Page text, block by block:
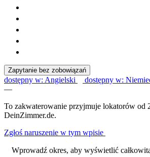
Zapytanie bez zobowiązań
dostępny w: Angielski
dostępny w:
—
To zakwaterowanie przyjmuje lokatorów od
DeinZimmer.de.
Zgłoś naruszenie w tym wpisie
Wprowadź okres, aby wyświetlić